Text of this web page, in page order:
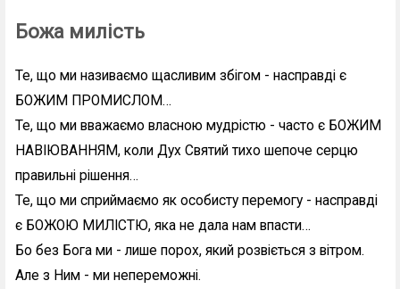
Божа милість
Те, що ми називаємо щасливим збігом - насправді є
БОЖИМ ПРОМИСЛОМ…
Те, що ми вважаємо власною мудрістю - часто є БОЖИМ
НАВІЮВАННЯМ, коли Дух Святий тихо шепоче серцю
правильні рішення…
Те, що ми сприймаємо як особисту перемогу - насправді
є БОЖОЮ МИЛІСТЮ, яка не дала нам впасти…
Бо без Бога ми - лише порох, який розвіється з вітром.
Але з Ним - ми непереможні.